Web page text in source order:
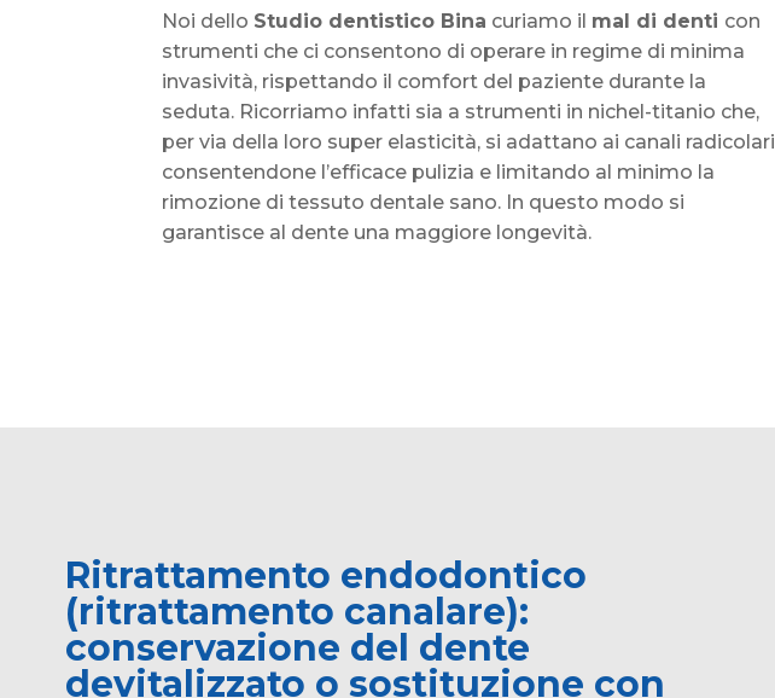
Noi dello Studio dentistico Bina curiamo il mal di denti con
strumenti che ci consentono di operare in regime di minima
invasività, rispettando il comfort del paziente durante la
seduta. Ricorriamo infatti sia a strumenti in nichel-titanio che,
per via della loro super elasticità, si adattano ai canali radicolari
consentendone l’efficace pulizia e limitando al minimo la
rimozione di tessuto dentale sano. In questo modo si
garantisce al dente una maggiore longevità.
Ritrattamento endodontico
(ritrattamento canalare):
conservazione del dente
devitalizzato o sostituzione con